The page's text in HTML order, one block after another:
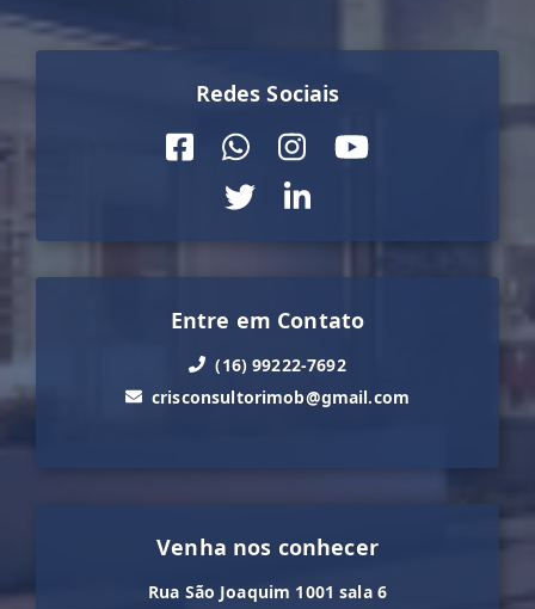
Redes Sociais
Entre em Contato
(16) 99222-7692
crisconsultorimob@gmail.com
Venha nos conhecer
Rua São Joaquim 1001 sala 6